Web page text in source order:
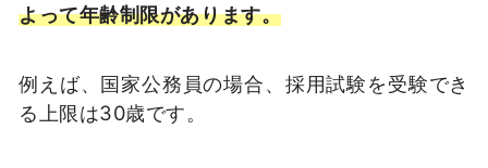
よって年齢制限があります。
例えば、国家公務員の場合、採用試験を受験でき
る上限は30歳です。